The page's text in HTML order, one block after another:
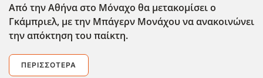
Από την Αθήνα στο Μόναχο θα μετακομίσει ο
Γκάμπριελ, με την Μπάγερν Μονάχου να ανακοινώνει
την απόκτηση του παίκτη.
ΠΕΡΙΣΣΌΤΕΡΑ